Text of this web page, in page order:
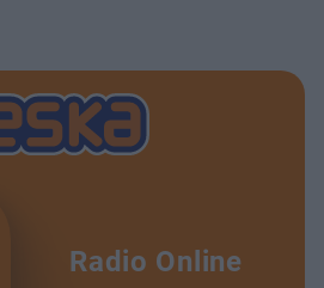
Radio Online